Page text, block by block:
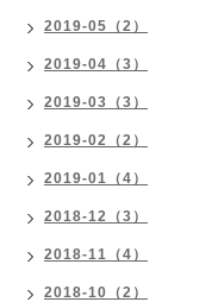
2019-05（2）
2019-04（3）
2019-03（3）
2019-02（2）
2019-01（4）
2018-12（3）
2018-11（4）
2018-10（2）